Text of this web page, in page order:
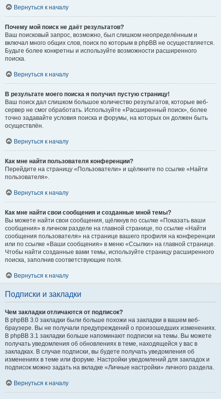
Вернуться к началу
Почему мой поиск не даёт результатов?
Ваш поисковый запрос, возможно, был слишком неопределённым и
включал много общих слов, поиск по которым в phpBB не осуществляется.
Будьте более конкретны и используйте возможности расширенного
поиска.
Вернуться к началу
В результате моего поиска я получил пустую страницу!
Ваш поиск дал слишком большое количество результатов, которые веб-
сервер не смог обработать. Используйте «Расширенный поиск», более
точно задавайте условия поиска и форумы, на которых он должен быть
осуществлён.
Вернуться к началу
Как мне найти пользователя конференции?
Перейдите на страницу «Пользователи» и щёлкните по ссылке «Найти
пользователя».
Вернуться к началу
Как мне найти свои сообщения и созданные мной темы?
Вы можете найти свои сообщения, щёлкнув по ссылке «Показать ваши
сообщения» в личном разделе на главной странице, по ссылке «Найти
сообщения пользователя» на странице вашего профиля на конференции
или по ссылке «Ваши сообщения» в меню «Ссылки» на главной странице.
Чтобы найти созданные вами темы, используйте страницу расширенного
поиска, заполнив соответствующие поля.
Вернуться к началу
Подписки и закладки
Чем закладки отличаются от подписок?
В phpBB 3.0 закладки были больше похожи на закладки в вашем веб-
браузере. Вы не получали предупреждений о произошедших изменениях.
В phpBB 3.1 закладки больше напоминают подписки на темы. Вы можете
получать уведомления об обновлениях в теме, находящейся у вас в
закладках. В случае подписки, вы будете получать уведомления об
изменениях в теме или форуме. Настройки уведомлений для закладок и
подписок можно задать на вкладке «Личные настройки» личного раздела.
Вернуться к началу